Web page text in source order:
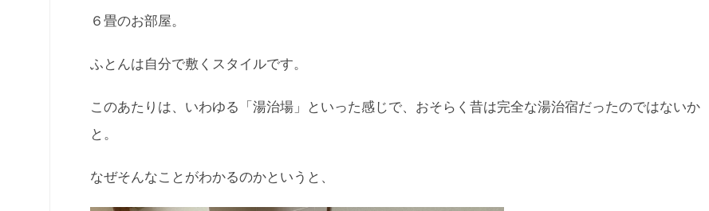
６畳のお部屋。
ふとんは自分で敷くスタイルです。
このあたりは、いわゆる「湯治場」といった感じで、おそらく昔は完全な湯治宿だったのではないか
と。
なぜそんなことがわかるのかというと、